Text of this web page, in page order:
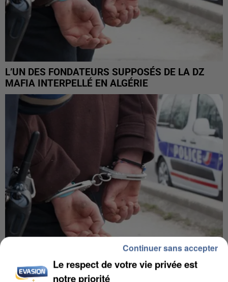
L’UN DES FONDATEURS SUPPOSÉS DE LA DZ
MAFIA INTERPELLÉ EN ALGÉRIE
UN SECOND CADRE DE LA DZ MAFIA
INTERPELLÉ EN ALGÉRIE
Le respect de votre vie privée est
notre priorité
Continuer sans accepter